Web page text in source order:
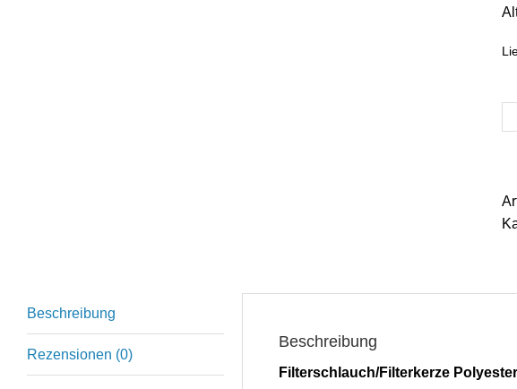
Beschreibung
Rezensionen (0)
Beschreibung
Filterschlauch/Filterkerze